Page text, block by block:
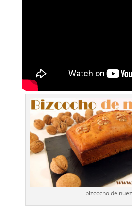
bizcocho de nuez